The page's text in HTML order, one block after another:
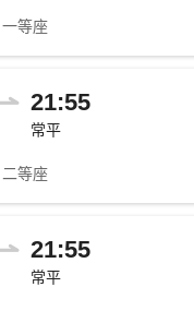
一等座
21:55
常平
二等座
21:55
常平